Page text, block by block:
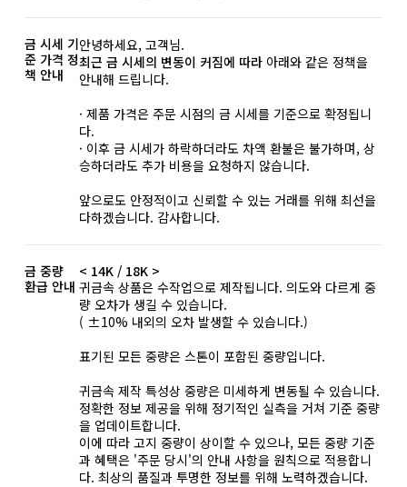
금 시세 기
준 가격 정
책 안내
안녕하세요, 고객님.
최근 금 시세의 변동이 커짐에 따라아래와 같은 정책을
안내해 드립니다.
· 제품 가격은 주문 시점의 금 시세를 기준으로 확정됩니
다.
· 이후 금 시세가 하락하더라도 차액 환불은 불가하며, 상
승하더라도 추가 비용을 요청하지 않습니다.
앞으로도 안정적이고 신뢰할 수 있는 거래를 위해 최선을
다하겠습니다. 감사합니다.
금 중량
환급 안내
< 14K / 18K >
귀금속 상품은 수작업으로 제작됩니다. 의도와 다르게 중
량 오차가 생길 수 있습니다.
( ±10% 내외의 오차 발생할 수 있습니다.)
표기된 모든 중량은 스톤이 포함된 중량입니다.
귀금속 제작 특성상 중량은 미세하게 변동될 수 있습니다.
정확한 정보 제공을 위해 정기적인 실측을 거쳐 기준 중량
을 업데이트합니다.
이에 따라 고지 중량이 상이할 수 있으나, 모든 중량 기준
과 혜택은 '주문 당시'의 안내 사항을 원칙으로 적용합니
다. 최상의 품질과 투명한 정보를 위해 노력하겠습니다.